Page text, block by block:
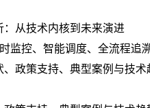
：从技术内核到未来演进
监控、智能调度、全流程追溯
政策支持、典型案例与技术